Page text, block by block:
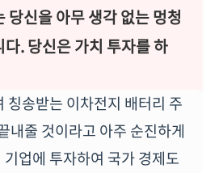
당신을 아무 생각 없는 멍청
. 당신은 가치 투자를 하
칭송받는 이차전지 배터리 주
내줄 것이라고 아주 순진하게
업에 투자하여 국가 경제도